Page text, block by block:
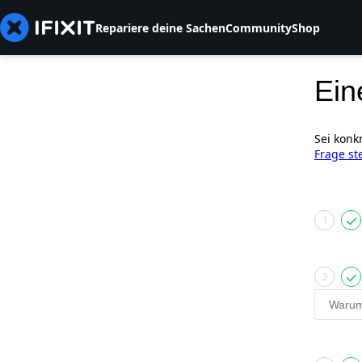
Repariere deine SachenCommunityShop
Sei
Frage
1
2